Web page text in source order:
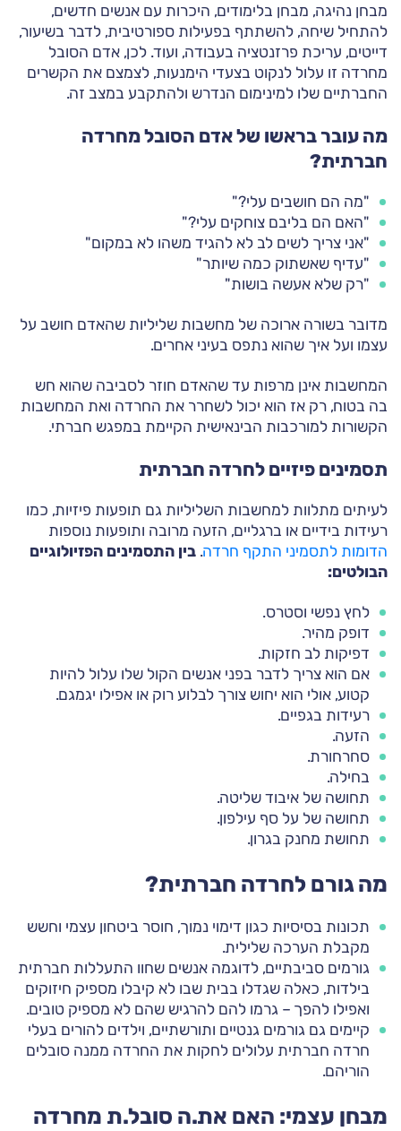
מבחן נהיגה, מבחן בלימודים, היכרות עם אנשים חדשים,
להתחיל שיחה, להשתתף בפעילות ספורטיבית, לדבר בשיעור,
דייטים, עריכת פרזנטציה בעבודה, ועוד. לכן, אדם הסובל
מחרדה זו עלול לנקוט בצעדי הימנעות, לצמצם את הקשרים
החברתיים שלו למינימום הנדרש ולהתקבע במצב זה.
מה עובר בראשו של אדם הסובל מחרדה
חברתית?
"מה הם חושבים עלי?"
"האם הם בליבם צוחקים עלי?"
"אני צריך לשים לב לא להגיד משהו לא במקום"
"עדיף שאשתוק כמה שיותר"
"רק שלא אעשה בושות"
מדובר בשורה ארוכה של מחשבות שליליות שהאדם חושב על
עצמו ועל איך שהוא נתפס בעיני אחרים.
המחשבות אינן מרפות עד שהאדם חוזר לסביבה שהוא חש
בה בטוח, רק אז הוא יכול לשחרר את החרדה ואת המחשבות
הקשורות למורכבות הבינאישית הקיימת במפגש חברתי.
תסמינים פיזיים לחרדה חברתית
לעיתים מתלוות למחשבות השליליות גם תופעות פיזיות, כמו
רעידות בידיים או ברגליים, הזעה מרובה ותופעות נוספות
הדומות לתסמיני התקף חרדה. בין התסמינים הפזיולוגיים
הבולטים:
לחץ נפשי וסטרס.
דופק מהיר.
דפיקות לב חזקות.
אם הוא צריך לדבר בפני אנשים הקול שלו עלול להיות
קטוע, אולי הוא יחוש צורך לבלוע רוק או אפילו יגמגם.
רעידות בגפיים.
הזעה.
סחרחורת.
בחילה.
תחושה של איבוד שליטה.
תחושה של על סף עילפון.
תחושת מחנק בגרון.
מה גורם לחרדה חברתית?
תכונות בסיסיות כגון דימוי נמוך, חוסר ביטחון עצמי וחשש
מקבלת הערכה שלילית.
גורמים סביבתיים, לדוגמה אנשים שחוו התעללות חברתית
בילדות, כאלה שגדלו בבית שבו לא קיבלו מספיק חיזוקים
ואפילו להפך – גרמו להם להרגיש שהם לא מספיק טובים.
קיימים גם גורמים גנטיים ותורשתיים, וילדים להורים בעלי
חרדה חברתית עלולים לחקות את החרדה ממנה סובלים
הוריהם.
מבחן עצמי: האם את.ה סובל.ת מחרדה